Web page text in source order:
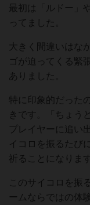
最初は「ルドー」
ってました。
大きく間違いはな
ゴが迫ってくる緊
ありました。
特に印象的だった
きです。「ちょう
プレイヤーに追い
イコロを振るたび
祈ることになりま
このサイコロを振
ームならではの体